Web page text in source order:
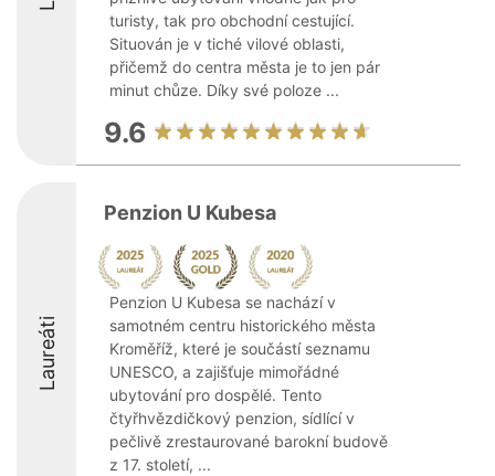
turisty, tak pro obchodní cestující.
Situován je v tiché vilové oblasti,
přičemž do centra města je to jen pár
minut chůze. Díky své poloze ...
9.6
Laureáti
Penzion U Kubesa
Penzion U Kubesa se nachází v
samotném centru historického města
Kroměříž, které je součástí seznamu
UNESCO, a zajišťuje mimořádné
ubytování pro dospělé. Tento
čtyřhvězdičkový penzion, sídlící v
pečlivě zrestaurované barokní budově
z 17. století, ...